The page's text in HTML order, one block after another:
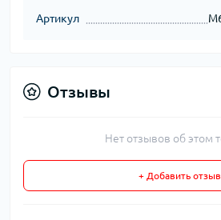
Артикул
Отзывы
Нет отзывов об этом
+ Добавить отзыв